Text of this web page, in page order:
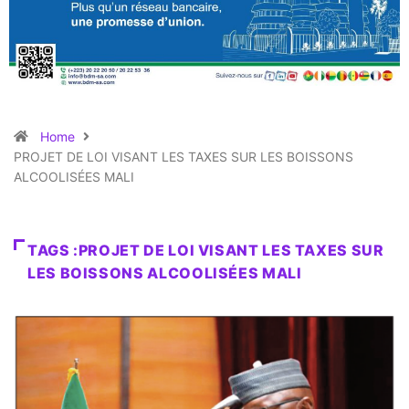
Home
PROJET DE LOI VISANT LES TAXES SUR LES BOISSONS
ALCOOLISÉES MALI
TAGS :PROJET DE LOI VISANT LES TAXES SUR
LES BOISSONS ALCOOLISÉES MALI